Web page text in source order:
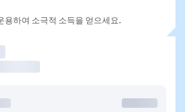
용하여 소극적 소득을 얻으세요.